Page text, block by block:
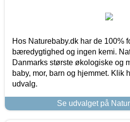
Hos Naturebaby.dk har de 100%
bæredygtighed og ingen kemi.
Danmarks største økologiske og
baby, mor, barn og hjemmet. Klik
udvalg.
Se udvalget på